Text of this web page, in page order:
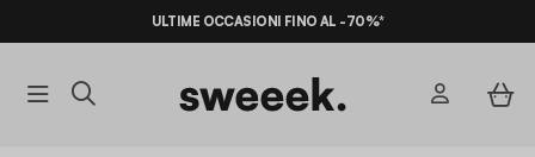
ULTIME OCCASIONI FINO AL -70%*